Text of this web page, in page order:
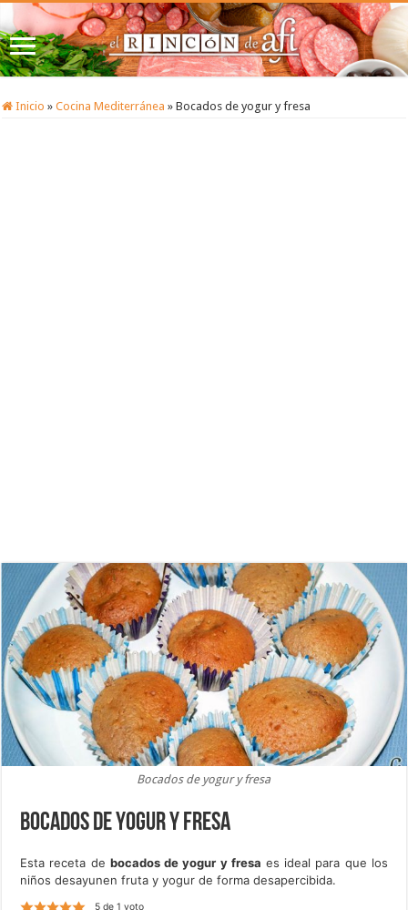
Inicio » Cocina Mediterránea » Bocados de yogur y fresa
Bocados de yogur y fresa
Bocados de yogur y fresa
Esta receta de bocados de yogur y fresa es ideal para que los
niños desayunen fruta y yogur de forma desapercibida.
5de 1 voto